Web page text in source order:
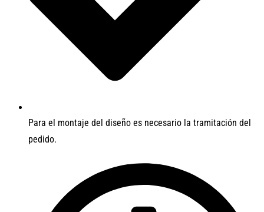
Para el montaje del diseño es necesario la tramitación del
pedido.